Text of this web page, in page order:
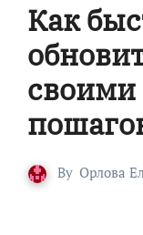
Как
By Орлова